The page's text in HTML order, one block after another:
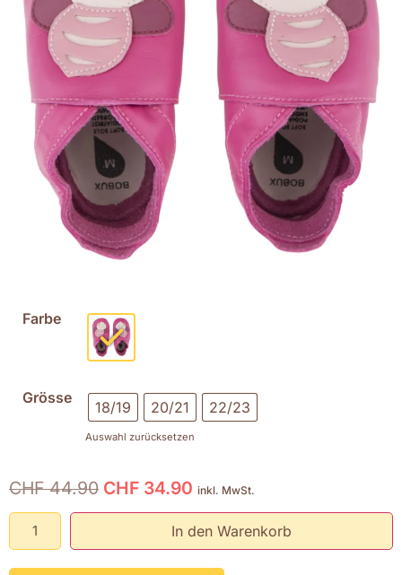
Farbe
Grösse
18/19 20/21 22/23
Auswahl zurücksetzen
CHF44.90 CHF 34.90 inkl. MwSt.
In den Warenkorb